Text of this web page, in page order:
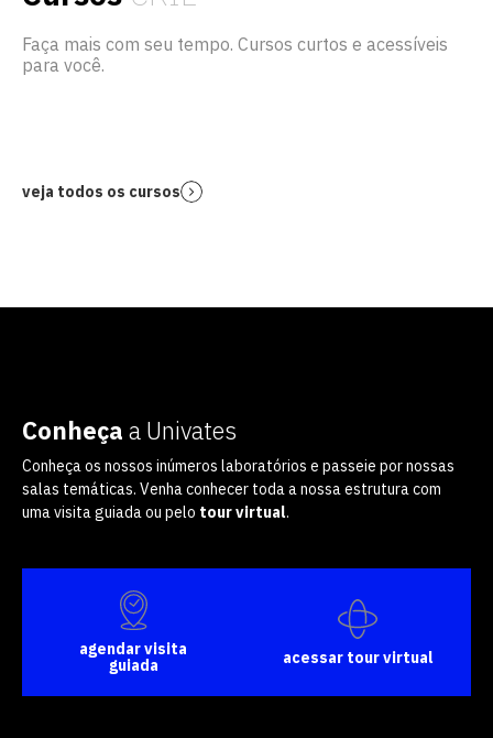
Faça mais com seu tempo. Cursos curtos e acessíveis
para você.
veja todos os cursos
Conheça a Univates
Conheça os nossos inúmeros laboratórios e passeie por nossas
salas temáticas. Venha conhecer toda a nossa estrutura com
uma visita guiada ou pelo tour virtual.
agendar visita
guiada
acessar tour virtual